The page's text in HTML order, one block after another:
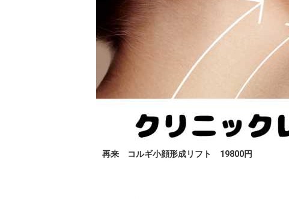
再来 コルギ小顔形成リフト 19800円